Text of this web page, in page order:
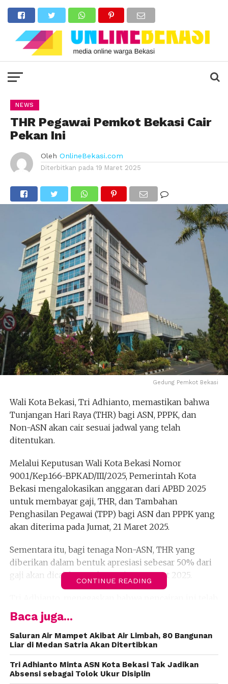
NEWS
THR Pegawai Pemkot Bekasi Cair
Pekan Ini
Oleh OnlineBekasi.com
Diterbitkan pada 19 Maret 2025
Gedung Pemkot Bekasi
Wali Kota Bekasi, Tri Adhianto, memastikan bahwa
Tunjangan Hari Raya (THR) bagi ASN, PPPK, dan
Non-ASN akan cair sesuai jadwal yang telah
ditentukan.
Melalui Keputusan Wali Kota Bekasi Nomor
900.1/Kep.166-BPKAD/III/2025, Pemerintah Kota
Bekasi mengalokasikan anggaran dari APBD 2025
untuk membayar gaji, THR, dan Tambahan
Penghasilan Pegawai (TPP) bagi ASN dan PPPK yang
akan diterima pada Jumat, 21 Maret 2025.
Sementara itu, bagi tenaga Non-ASN, THR yang
diberikan dalam bentuk apresiasi sebesar 50% dari
gaji akan dicairkan pada Kamis, 20 Maret 2025.
dikonfirmasi dan dikoordinasikan dengan BPKAD
serta Bank BJB.
“Saya pastikan sesuai jadwal, pencairan THR akan
segera diterima oleh seluruh pegawai. Tidak perlu
ada kecemasan, karena ini sudah menjadi prioritas
CONTINUE READING
Baca juga...
Saluran Air Mampet Akibat Air Limbah, 80 Bangunan
Liar di Medan Satria Akan Ditertibkan
Tri Adhianto Minta ASN Kota Bekasi Tak Jadikan
Absensi sebagai Tolok Ukur Disiplin